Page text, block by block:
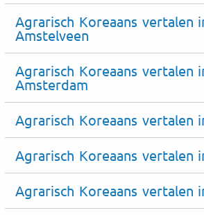
Agrarisch Koreaans vertalen
Amstelveen
Agrarisch Koreaans vertalen
Amsterdam
Agrarisch Koreaans vertalen
Agrarisch Koreaans vertalen
Agrarisch Koreaans vertalen